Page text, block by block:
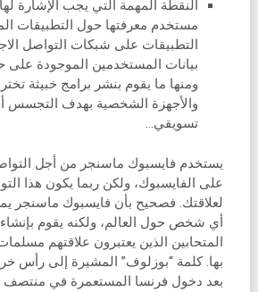
النقطة المهمة التي يجب الإشارة
مستخدم معرفتها حول التطبيقات
التطبيقات على شبكات التواصل
بيانات المستخدمين الموجودة على
ومنها ما يقوم بنشر برامج خبيثة
والأجهزة الشخصية بهدف التجسس
تسويقي…
يستخدم فايسبوك ماسنجر من أجل
على الفايسبوك، ولكن ربما يكون هذا
لعلاقتك. فصحيح بأن فايسبوك ماسنجر
أي شخص حول العالم، ولكنه يقوم
المتحابين الذين يعتبرون علاقتهم
بها. كلمة “بوزلوف” المشيرة إلى رأس